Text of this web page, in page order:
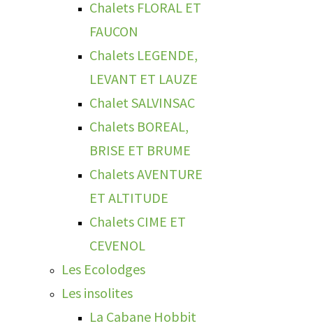
Chalets FLORAL ET
FAUCON
Chalets LEGENDE,
LEVANT ET LAUZE
Chalet SALVINSAC
Chalets BOREAL,
BRISE ET BRUME
Chalets AVENTURE
ET ALTITUDE
Chalets CIME ET
CEVENOL
Les Ecolodges
Les insolites
La Cabane Hobbit